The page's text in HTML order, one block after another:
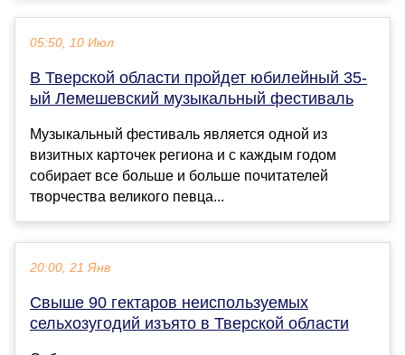
05:50, 10 Июл
В Тверской области пройдет юбилейный 35-
ый Лемешевский музыкальный фестиваль
Музыкальный фестиваль является одной из
визитных карточек региона и с каждым годом
собирает все больше и больше почитателей
творчества великого певца...
20:00, 21 Янв
Свыше 90 гектаров неиспользуемых
сельхозугодий изъято в Тверской области